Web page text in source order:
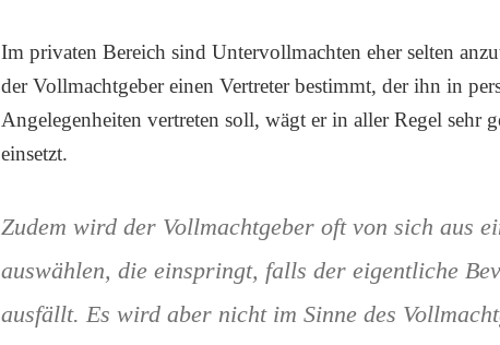
Im privaten Bereich sind Untervollmachten eher selten
der Vollmachtgeber einen Vertreter bestimmt, der ihn in
Angelegenheiten vertreten soll, wägt er in aller Regel sehr
einsetzt.
Zudem wird der Vollmachtgeber oft von sich aus
auswählen, die einspringt, falls der eigentliche
ausfällt. Es wird aber nicht im Sinne des